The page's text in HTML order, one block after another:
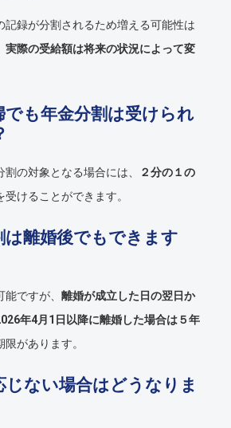
記録が分割されるため増える可能性は
実際の受給額は将来の状況によって変
でも年金分割は受けられ
割の対象となる場合には、
２分の１の
受けることができます。
は離婚後でもできます
ですが、 離婚が成立した日の翌日か
年4月1日以降に離婚した場合は５年
限があります。
じない場合はどうなりま